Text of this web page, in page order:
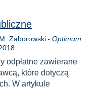
M. Zaborowski - Optimum.
odpłatne zawierane
które dotyczą
W artykule